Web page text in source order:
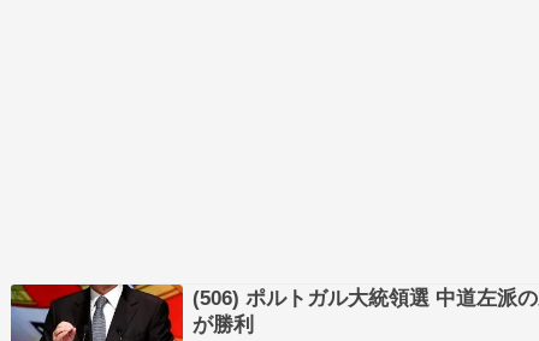
(506) ポルトガル大統領選 中道左派
が勝利